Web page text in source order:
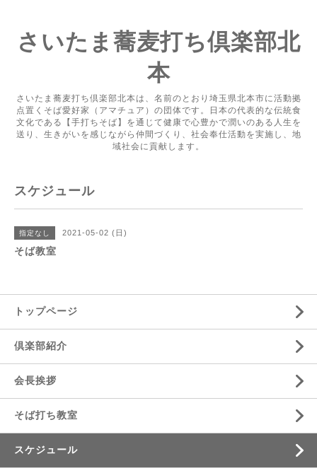
さいたま蕎麦打ち倶楽部北
本
さいたま蕎麦打ち倶楽部北本は、名前のとおり埼玉県北本市に活動拠
点置くそば愛好家（アマチュア）の団体です。日本の代表的な伝統食
文化である【手打ちそば】を通じて健康で心豊かで潤いのある人生を
送り、生きがいを感じながら仲間づくり、社会奉仕活動を実施し、地
域社会に貢献します。
スケジュール
指定なし 2021-05-02 (日)
そば教室
トップページ
倶楽部紹介
会長挨拶
そば打ち教室
スケジュール